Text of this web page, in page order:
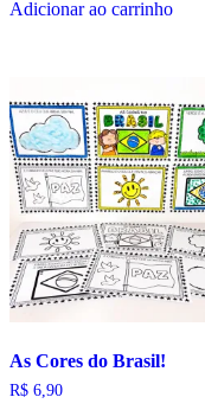
Adicionar ao carrinho
As Cores do Brasil!
R$ 6,90